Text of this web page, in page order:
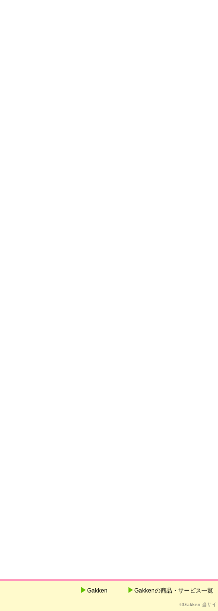
Gakken Gakkenの商品・サービス一覧
©Gakken 当サイ